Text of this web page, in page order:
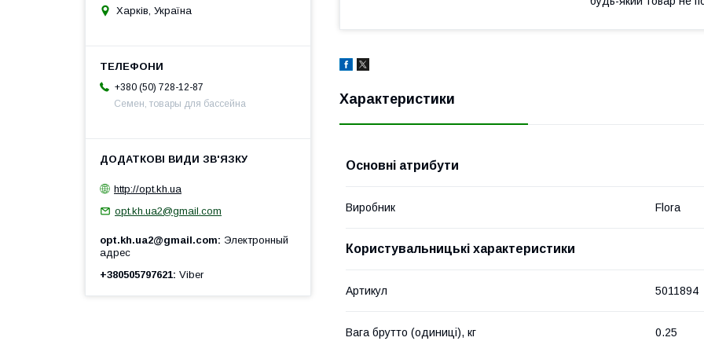
Характеристики
Основні атрибути
Виробник Flora
Користувальницькі характеристики
Артикул 5011894
Вага брутто (одиниці), кг 0.25
Харків, Україна
+380 (50) 728-12-87
Семен, товары для бассейна
http://opt.kh.ua
opt.kh.ua2@gmail.com
opt.kh.ua2@gmail.com
Электронный
адрес
+380505797621 Viber